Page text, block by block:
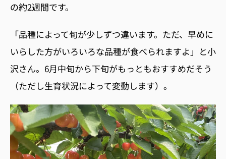
の約2週間です。
「品種によって旬が少しずつ違います。ただ、早めに
いらした方がいろいろな品種が食べられますよ」と小
沢さん。 6月中旬から下旬がもっともおすすめだそう
（ただし生育状況によって変動します）。